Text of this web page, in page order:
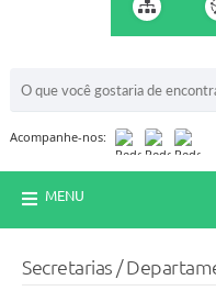
Acompanhe-nos:
MENU
Secretarias /